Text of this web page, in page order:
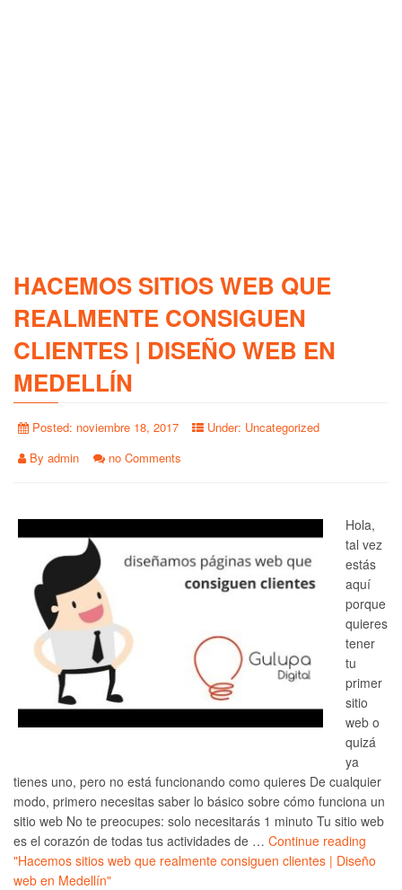
HACEMOS SITIOS WEB QUE
REALMENTE CONSIGUEN
CLIENTES | DISEÑO WEB EN
MEDELLÍN
Posted: noviembre 18, 2017 Under: Uncategorized
By admin no Comments
Hola,
tal vez
estás
aquí
porque
quieres
tener
tu
primer
sitio
web o
quizá
ya
tienes uno, pero no está funcionando como quieres De cualquier
modo, primero necesitas saber lo básico sobre cómo funciona un
sitio web No te preocupes: solo necesitarás 1 minuto Tu sitio web
es el corazón de todas tus actividades de … Continue reading
"Hacemos sitios web que realmente consiguen clientes | Diseño
web en Medellín"